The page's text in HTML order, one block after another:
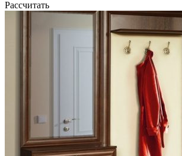
Рассчитать